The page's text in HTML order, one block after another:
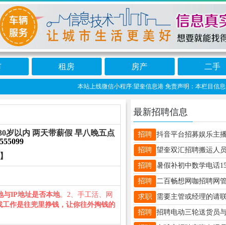
租房 房产 二手
本站上线微信小程序:望奎信息港 免责声明：本栏目信息
岁以内 两天带薪假 早八晚五点
与IP地址是否本地。2、手工活、网
工作是往兜里挣钱，让你往外掏钱的
最新招聘信息
招聘
招聘
招聘
招聘
求职
招聘